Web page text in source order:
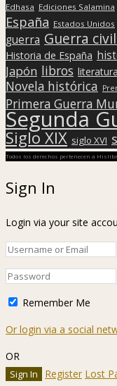
Edhasa Ediciones Salamina
España Estados Unidos
guerra Guerra
Historia de España
Japón libros literatura
Novela histórica
Primera Guerra
Segunda
Siglo XIX siglo XVI
Todos los derechos pertenecen a
Sign In
Login via your site
Remember Me
Or login via a social
OR
Register Lost